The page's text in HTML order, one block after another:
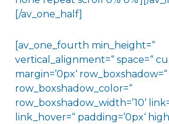
[/av_one_half]
[av_one_fourth min_height=“
vertical_alignment=“ space=“
margin=’0px‘ row_boxshadow=“
row_boxshadow_color=“
row_boxshadow_width=’10‘
link_hover=“ padding=’0px‘